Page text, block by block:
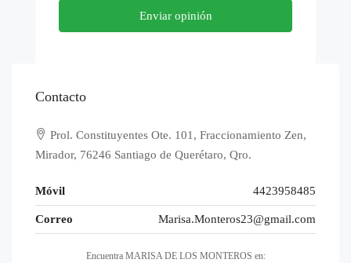
Enviar opinión
Contacto
Prol. Constituyentes Ote. 101, Fraccionamiento Zen,
Mirador, 76246 Santiago de Querétaro, Qro.
Móvil 4423958485
Correo Marisa.Monteros23@gmail.com
Encuentra MARISA DE LOS MONTEROS en: